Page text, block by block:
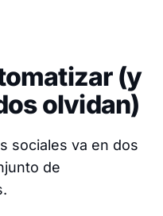
(y
olvidan)
sociales va en dos
de